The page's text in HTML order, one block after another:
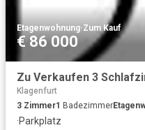
Etagenwohnung·Zum Kauf
€ 86 000
Klagenfurt
3 Zimmer1 Badezimmer
·Parkplatz